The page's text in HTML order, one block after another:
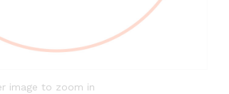
image to zoom in